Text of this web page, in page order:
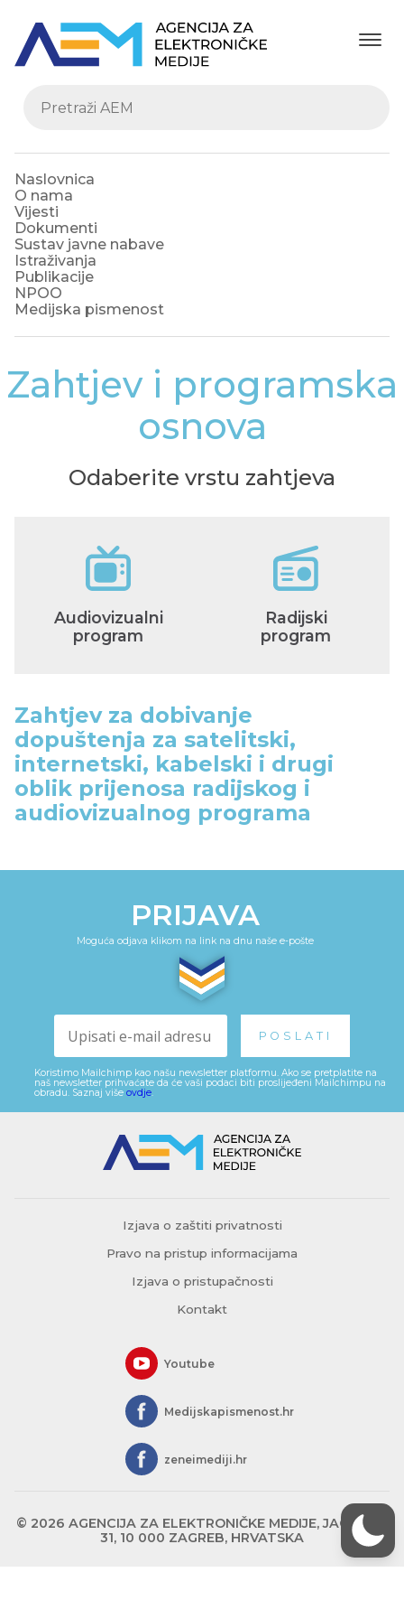
Naslovnica
O nama
Vijesti
Dokumenti
Sustav javne nabave
Istraživanja
Publikacije
NPOO
Medijska pismenost
Zahtjev i programska
osnova
Odaberite vrstu zahtjeva
Audiovizualni
program
Radijski
program
Zahtjev za dobivanje
dopuštenja za satelitski,
internetski, kabelski i drugi
oblik prijenosa radijskog i
audiovizualnog programa
PRIJAVA
Moguća odjava klikom na link na dnu naše e-pošte
Koristimo Mailchimp kao našu newsletter platformu. Ako se pretplatite na
naš newsletter prihvaćate da će vaši podaci biti proslijeđeni Mailchimpu na
obradu. Saznaj više ovdje.
Izjava o zaštiti privatnosti
Pravo na pristup informacijama
Izjava o pristupačnosti
Kontakt
Youtube
Medijskapismenost.hr
zeneimediji.hr
© 2026 AGENCIJA ZA ELEKTRONIČKE MEDIJE, JAGIĆEVA
31, 10 000 ZAGREB, HRVATSKA